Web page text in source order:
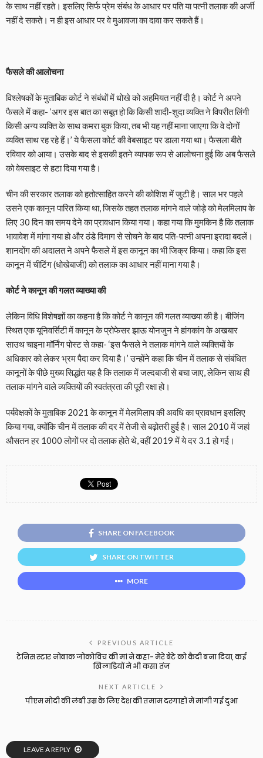
के साथ नहीं रहते। इसलिए सिर्फ प्रेम संबंध के आधार पर पति या पत्नी तलाक की अर्जी
नहीं दे सकते। न ही इस आधार पर वे मुआवजा का दावा कर सकते हैं।
फैसले की आलोचना
विश्लेषकों के मुताबिक कोर्ट ने संबंधों में धोखे को अहमियत नहीं दी है। कोर्ट ने अपने
फैसले में कहा- ‘अगर इस बात का सबूत हो कि किसी शादी-शुदा व्यक्ति ने विपरीत लिंगी
किसी अन्य व्यक्ति के साथ कमरा बुक किया, तब भी यह नहीं माना जाएगा कि वे दोनों
व्यक्ति साथ रह रहे हैं।’ ये फैसला कोर्ट की वेबसाइट पर डाला गया था। फैसला बीते
रविवार को आया। उसके बाद से इसकी इतने व्यापक रूप से आलोचना हुई कि अब फैसले
को वेबसाइट से हटा दिया गया है।
चीन की सरकार तलाक को हतोत्साहित करने की कोशिश में जुटी है। साल भर पहले
उसने एक कानून पारित किया था, जिसके तहत तलाक मांगने वाले जोड़े को मेलमिलाप के
लिए 30 दिन का समय देने का प्रावधान किया गया। कहा गया कि मुमकिन है कि तलाक
भावावेश में मांगा गया हो और ठंडे दिमाग से सोचने के बाद पति-पत्नी अपना इरादा बदलें।
शानदोंग की अदालत ने अपने फैसले में इस कानून का भी जिक्र किया। कहा कि इस
कानून में चीटिंग (धोखेबाजी) को तलाक का आधार नहीं माना गया है।
कोर्ट ने कानून की गलत व्याख्या की
लेकिन विधि विशेषज्ञों का कहना है कि कोर्ट ने कानून की गलत व्याख्या की है। बीजिंग
स्थित एक यूनिवर्सिटी में कानून के प्रोफेसर झाऊ योनजुन ने हांगकांग के अखबार
साउथ चाइना मॉर्निंग पोस्ट से कहा- ‘इस फैसले ने तलाक मांगने वाले व्यक्तियों के
अधिकार को लेकर भ्रम पैदा कर दिया है।’ उन्होंने कहा कि चीन में तलाक से संबंधित
कानूनों के पीछे मुख्य सिद्धांत यह है कि तलाक में जल्दबाजी से बचा जाए, लेकिन साथ ही
तलाक मांगने वाले व्यक्तियों की स्वतंत्रता की पूरी रक्षा हो।
पर्यवेक्षकों के मुताबिक 2021 के कानून में मेलमिलाप की अवधि का प्रावधान इसलिए
किया गया, क्योंकि चीन में तलाक की दर में तेजी से बढ़ोतरी हुई है। साल 2010 में जहां
औसतन हर 1000 लोगों पर दो तलाक होते थे, वहीं 2019 में ये दर 3.1 हो गई।
SHARE ON FACEBOOK
SHARE ON TWITTER
MORE
PREVIOUS ARTICLE
टेनिस स्टार नोवाक जोकोविच की मां ने कहा- मेरे बेटे को कैदी बना दिया, कई
खिलाडियों ने भी कसा तंज
NEXT ARTICLE
पीएम मोदी की लंबी उम्र के लिए देश की तमाम दरगाहों में मांगी गई दुआ
LEAVE A REPLY